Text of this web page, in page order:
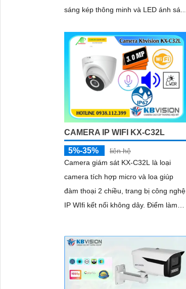
sáng kép thông minh và LED ánh sáng
cảm biến lớn tối ưu hình ảnh ban đêm
CAMERA IP WIFI KX-C32L
5%-35%
liên hệ
Camera giám sát KX-C32L là loại
camera tích hợp micro và loa giúp
đàm thoại 2 chiều, trang bị công nghệ
IP WIfi kết nối không dây. Điểm làm
giám sát ban đêm